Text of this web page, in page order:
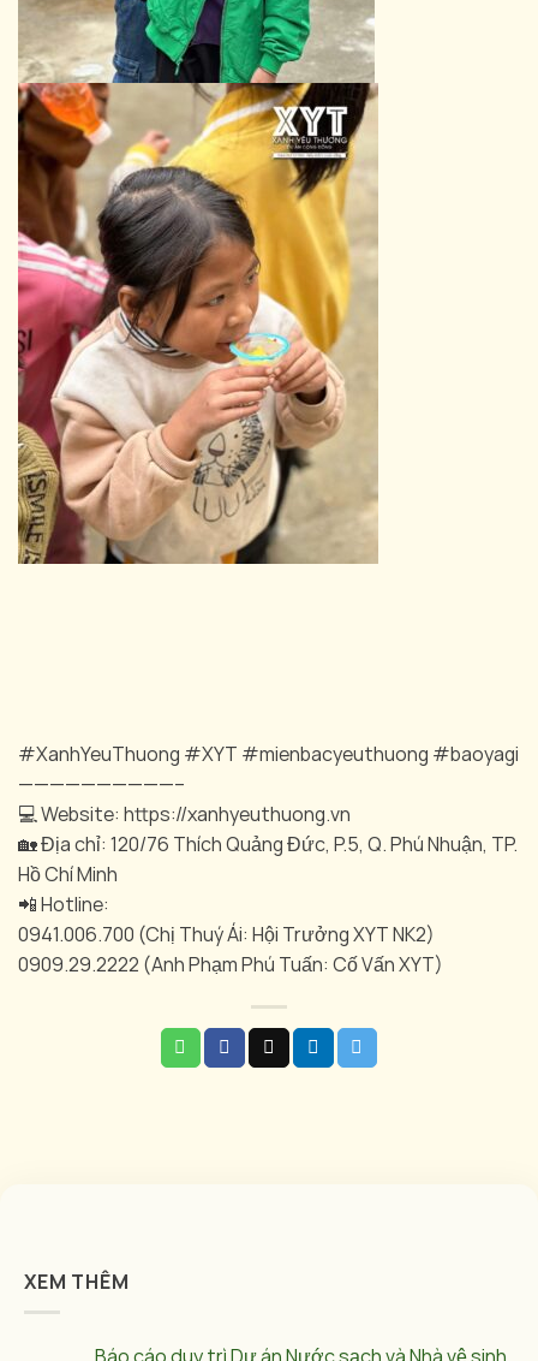
#XanhYeuThuong #XYT #mienbacyeuthuong #baoyagi
——————————–
💻 Website: https://xanhyeuthuong.vn
🏡 Địa chỉ: 120/76 Thích Quảng Đức, P.5, Q. Phú Nhuận, TP.
Hồ Chí Minh
📲 Hotline:
0941.006.700 (Chị Thuý Ái: Hội Trưởng XYT NK2)
0909.29.2222 (Anh Phạm Phú Tuấn: Cố Vấn XYT)
XEM THÊM
Báo cáo duy trì Dự án Nước sạch và Nhà vệ sinh